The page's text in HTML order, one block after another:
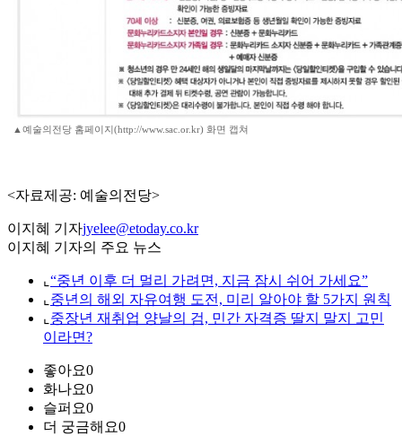
▲예술의전당 홈페이지(http://www.sac.or.kr) 화면 캡쳐
<자료제공: 예술의전당>
이지혜 기자jyelee@etoday.co.kr
이지혜 기자의 주요 뉴스
⌞ “중년 이후 더 멀리 가려면, 지금 잠시 쉬어 가세요”
⌞ 중년의 해외 자유여행 도전, 미리 알아야 할 5가지 원칙
⌞ 중장년 재취업 양날의 검, 민간 자격증 딸지 말지 고민
이라면?
좋아요0
화나요0
슬퍼요0
더 궁금해요0